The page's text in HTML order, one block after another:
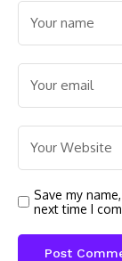
Save my
next time I